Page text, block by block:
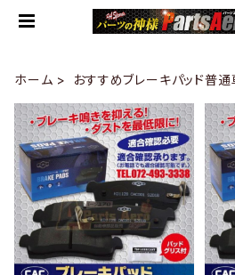
ホーム おすすめブレーキパッド普通